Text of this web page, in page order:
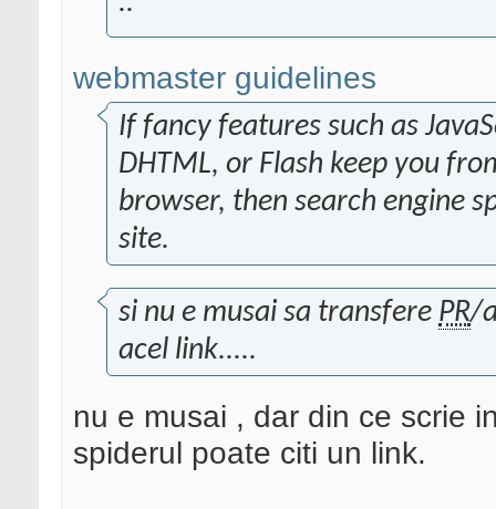
webmaster guidelines
If fancy features such as
DHTML, or Flash keep you
browser, then search engine
site.
si nu e musai sa transfere PR/
acel link.....
nu e musai , dar din ce scrie
spiderul poate citi un link.